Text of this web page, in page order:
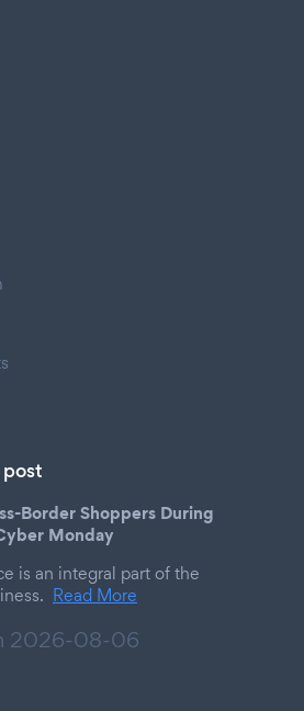
Border Shoppers During
Monday
is an integral part of the
Read More
2026-08-06